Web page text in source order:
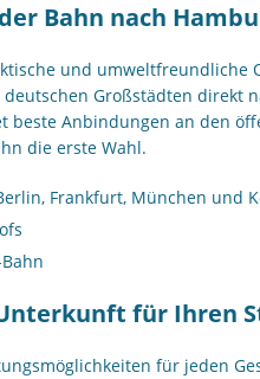
Bahn nach
und umweltfreundliche
Großstädten direkt
Anbindungen an den
die erste Wahl.
Frankfurt, München und
für Ihren
für jeden